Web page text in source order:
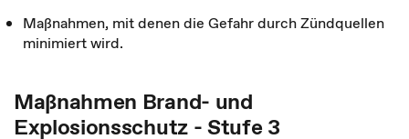
Maßnahmen, mit denen die Gefahr durch Zündquellen
minimiert wird.
Maßnahmen Brand- und
Explosionsschutz - Stufe 3